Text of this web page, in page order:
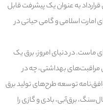
قرارداد به عنوان یک پیشرفت قابل
امارت اسلامی و گامی حیاتی در
ماست. در دنیای امروز، برق یک
بهداشتی، چه در
توسعه طرح‌های تولید برق
برق‌آبی، بادی و گازی را